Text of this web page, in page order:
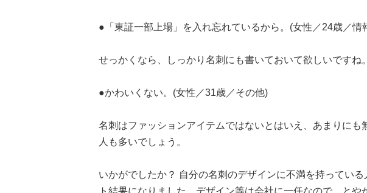
●「東証一部上場」を入れ忘れているから。(女性／24歳／情
せっかくなら、しっかり名刺にも書いておいて欲しいですね。
●かわいくない。(女性／31歳／その他)
名刺はファッションアイテムではないとはいえ、あまりにも
人も多いでしょう。
いかがでしたか？ 自分の名刺のデザインに不満を持ってい
ト結果になりました。デザイン等は会社に一任なので、と